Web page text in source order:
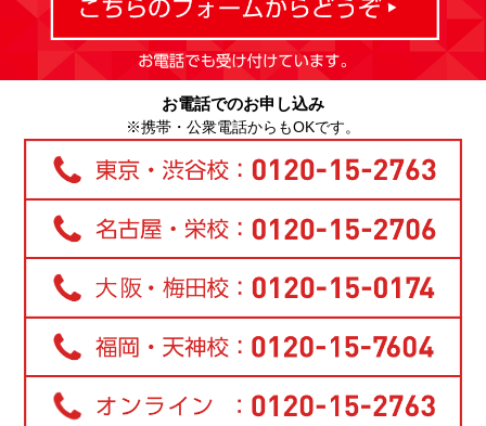
お電話でのお申し込み
※携帯・公衆電話からもOKです。